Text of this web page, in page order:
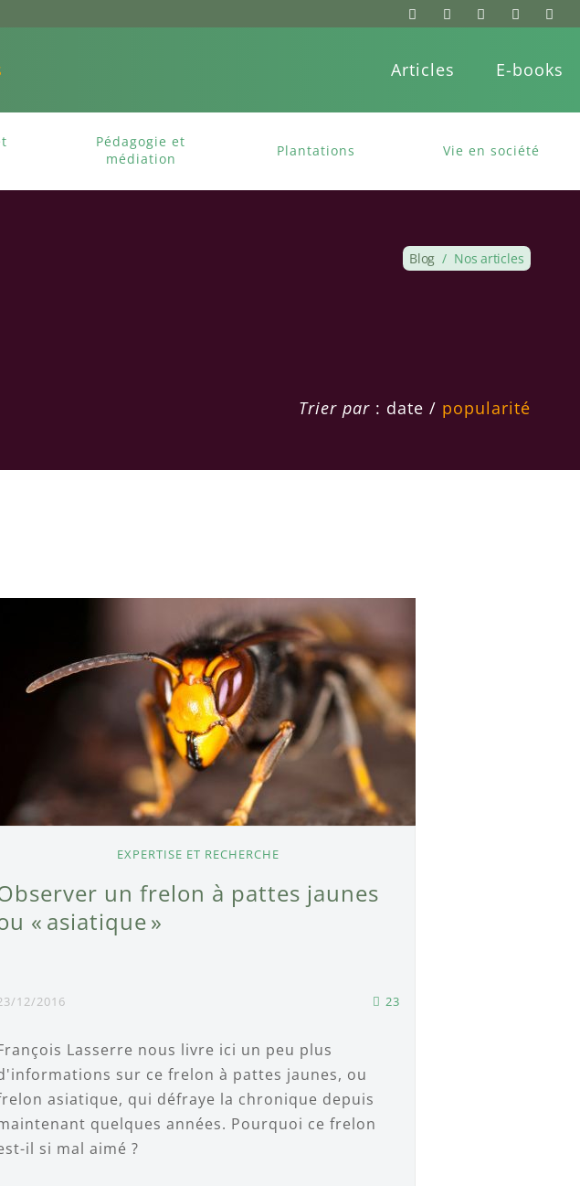
Articles E-books
Pédagogie et
médiation
Plantations Vie en société
Blog / Nos articles
Trier par : date / popularité
EXPERTISE ET RECHERCHE
un frelon à pattes jaunes
« asiatique »
12/2016 23
Lasserre nous livre ici un peu plus
sur ce frelon à pattes jaunes, ou
asiatique, qui défraye la chronique depuis
quelques années. Pourquoi ce frelon
il si mal aimé ?